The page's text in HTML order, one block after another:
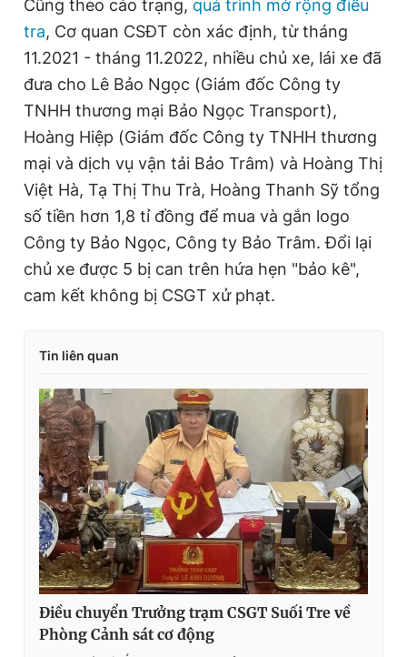
Cũng theo cáo trạng, quá trình mở rộng điều
tra, Cơ quan CSĐT còn xác định, từ tháng
11.2021 - tháng 11.2022, nhiều chủ xe, lái xe đã
đưa cho Lê Bảo Ngọc (Giám đốc Công ty
TNHH thương mại Bảo Ngọc Transport),
Hoàng Hiệp (Giám đốc Công ty TNHH thương
mại và dịch vụ vận tải Bảo Trâm) và Hoàng Thị
Việt Hà, Tạ Thị Thu Trà, Hoàng Thanh Sỹ tổng
số tiền hơn 1,8 tỉ đồng để mua và gắn logo
Công ty Bảo Ngọc, Công ty Bảo Trâm. Đổi lại
chủ xe được 5 bị can trên hứa hẹn "bảo kê",
cam kết không bị CSGT xử phạt.
Tin liên quan
Điều chuyển Trưởng trạm CSGT Suối Tre về
Phòng Cảnh sát cơ động